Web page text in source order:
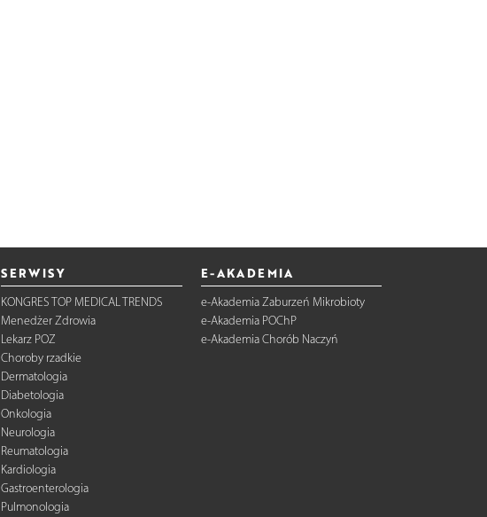
SERWISY
KONGRES TOP MEDICAL TRENDS
Menedżer Zdrowia
Lekarz POZ
Choroby rzadkie
Dermatologia
Diabetologia
Onkologia
Neurologia
Reumatologia
Kardiologia
Gastroenterologia
Pulmonologia
E-AKADEMIA
e-Akademia Zaburzeń Mikrobioty
e-Akademia POChP
e-Akademia Chorób Naczyń